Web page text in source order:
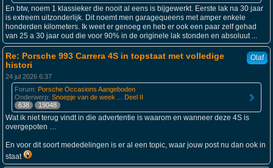
En btw, noem 1 klassieker die nooit al eens is bijgewerkt. Eerste lak na 30 jaar
is extreem uitzonderlijk. Dit noemt men garagequeens met amper enkele
honderden kilometers. Ik weet er genoeg en heb er ook een paar zelf gehad
van 25 a 30 jaar oud die voor 90% in de originele lak stonden en absoluut ...
Olaf
Re: Porsche 993 Carrera 4S in topstaat met volledige
histori
24 jul 2026 6:37
Forum: Porsche Occasions Aangeboden
Onderwerp: Snoepje van de week ... Deel II
638
19048
Wat ik niet terug vindt in die advertentie is waarom en wanneer deze 4S is
overgepoten …
En voor dit soort mededelingen is er al een topic, waar jouw post nu dan ook in
staat